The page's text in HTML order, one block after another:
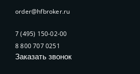
order@hfbroker.ru
7 (495) 150-02-00
8 800 707 0251
Заказать звонок